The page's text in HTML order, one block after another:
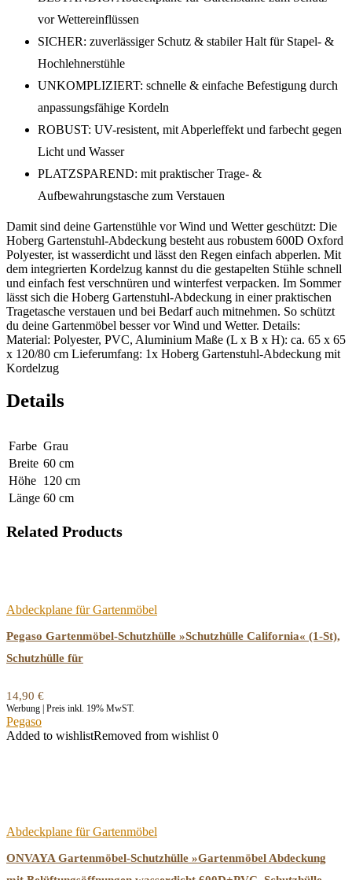
vor Wettereinflüssen
SICHER: zuverlässiger Schutz & stabiler Halt für Stapel- &
Hochlehnerstühle
UNKOMPLIZIERT: schnelle & einfache Befestigung durch
anpassungsfähige Kordeln
ROBUST: UV-resistent, mit Abperleffekt und farbecht gegen
Licht und Wasser
PLATZSPAREND: mit praktischer Trage- &
Aufbewahrungstasche zum Verstauen
Damit sind deine Gartenstühle vor Wind und Wetter geschützt: Die
Hoberg Gartenstuhl-Abdeckung besteht aus robustem 600D Oxford
Polyester, ist wasserdicht und lässt den Regen einfach abperlen. Mit
dem integrierten Kordelzug kannst du die gestapelten Stühle schnell
und einfach fest verschnüren und winterfest verpacken. Im Sommer
lässt sich die Hoberg Gartenstuhl-Abdeckung in einer praktischen
Tragetasche verstauen und bei Bedarf auch mitnehmen. So schützt
du deine Gartenmöbel besser vor Wind und Wetter. Details:
Material: Polyester, PVC, Aluminium Maße (L x B x H): ca. 65 x 65
x 120/80 cm Lieferumfang: 1x Hoberg Gartenstuhl-Abdeckung mit
Kordelzug
Details
Farbe Grau
Breite 60 cm
Höhe 120 cm
Länge 60 cm
Related Products
Abdeckplane für Gartenmöbel
Pegaso Gartenmöbel-Schutzhülle »Schutzhülle California« (1-St),
Schutzhülle für
14,90 €
Werbung | Preis inkl. 19% MwST.
Pegaso
Added to wishlistRemoved from wishlist 0
Abdeckplane für Gartenmöbel
ONVAYA Gartenmöbel-Schutzhülle »Gartenmöbel Abdeckung